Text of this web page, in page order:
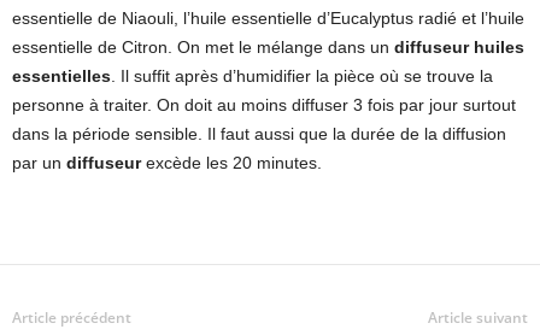
essentielle de Niaouli, l’huile essentielle d’Eucalyptus radié et l’huile
essentielle de Citron. On met le mélange dans un diffuseur huiles
essentielles . Il suffit après d’humidifier la pièce où se trouve la
personne à traiter. On doit au moins diffuser 3 fois par jour surtout
dans la période sensible. Il faut aussi que la durée de la diffusion
par un diffuseurexcède les 20 minutes.
Article précédent Article suivant